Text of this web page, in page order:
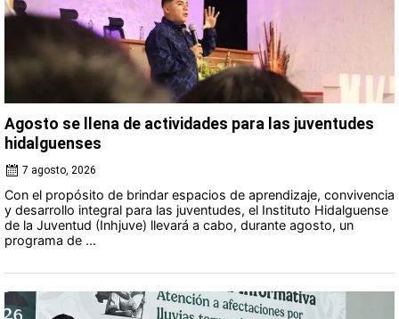
Agosto se llena de actividades para las juventudes
hidalguenses
7 agosto, 2026
Con el propósito de brindar espacios de aprendizaje, convivencia
y desarrollo integral para las juventudes, el Instituto Hidalguense
de la Juventud (Inhjuve) llevará a cabo, durante agosto, un
programa de ...